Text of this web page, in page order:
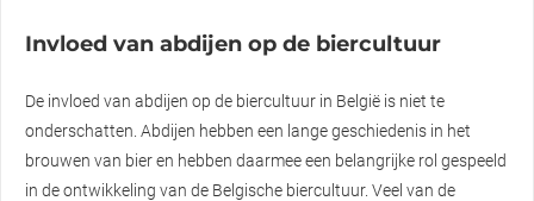
Invloed van abdijen op de biercultuur
De invloed van abdijen op de biercultuur in België is niet te
onderschatten. Abdijen hebben een lange geschiedenis in het
brouwen van bier en hebben daarmee een belangrijke rol gespeeld
in de ontwikkeling van de Belgische biercultuur. Veel van de